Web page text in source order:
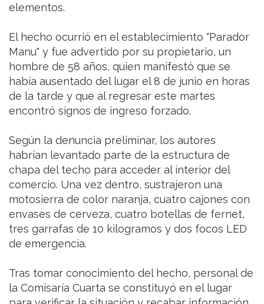
elementos.
El hecho ocurrió en el establecimiento "Parador
Manu" y fue advertido por su propietario, un
hombre de 58 años, quien manifestó que se
había ausentado del lugar el 8 de junio en horas
de la tarde y que al regresar este martes
encontró signos de ingreso forzado.
Según la denuncia preliminar, los autores
habrían levantado parte de la estructura de
chapa del techo para acceder al interior del
comercio. Una vez dentro, sustrajeron una
motosierra de color naranja, cuatro cajones con
envases de cerveza, cuatro botellas de fernet,
tres garrafas de 10 kilogramos y dos focos LED
de emergencia.
Tras tomar conocimiento del hecho, personal de
la Comisaría Cuarta se constituyó en el lugar